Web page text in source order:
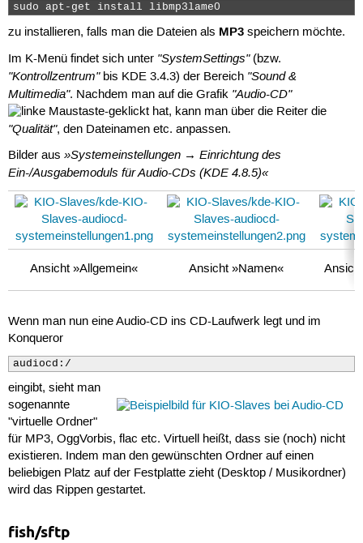
sudo apt-get install libmp3lame0
zu installieren, falls man die Dateien als MP3speichern möchte.
Im K-Menü findet sich unter "SystemSettings"(bzw.
"Kontrollzentrum"bis KDE 3.4.3) der Bereich "Sound &
Multimedia". Nachdem man auf die Grafik "Audio-CD"
-geklickt hat, kann man über die Reiter die
"Qualität", den Dateinamen etc. anpassen.
Bilder aus »Systemeinstellungen → Einrichtung des
Ein-/Ausgabemoduls für Audio-CDs (KDE 4.8.5)«
Ansicht »Allgemein« Ansicht »Namen«
Wenn man nun eine Audio-CD ins CD-Laufwerk legt und im
Konqueror
audiocd:/
eingibt, sieht man
sogenannte
"virtuelle Ordner"
für MP3, OggVorbis, flac etc. Virtuell heißt, dass sie (noch) nicht
existieren. Indem man den gewünschten Ordner auf einen
beliebigen Platz auf der Festplatte zieht (Desktop / Musikordner)
wird das Rippen gestartet.
fish/sftp